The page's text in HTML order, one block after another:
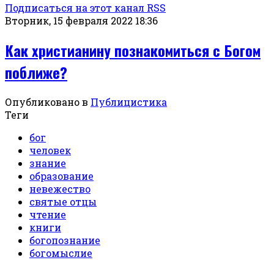
Подписаться на этот канал RSS
Вторник, 15 февраля 2022 18:36
Как христианину познакомиться с Богом
поближе?
Опубликовано в Публицистика
Теги
бог
человек
знание
образование
невежество
святые отцы
чтение
книги
богопознание
богомыслие